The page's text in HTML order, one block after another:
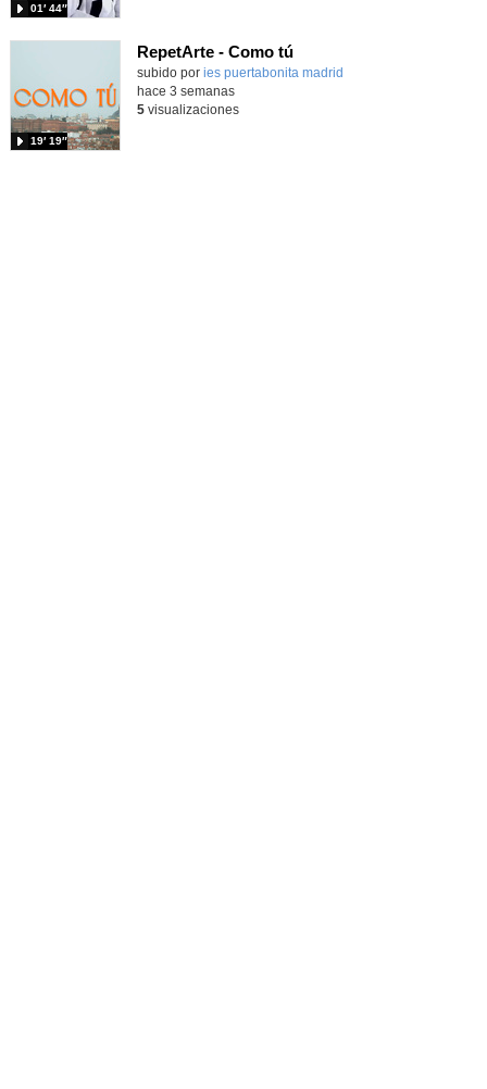
01′ 44″
RepetArte - Como tú
subido por ies puertabonita madrid
19′ 19″
hace 3 semanas
5visualizaciones